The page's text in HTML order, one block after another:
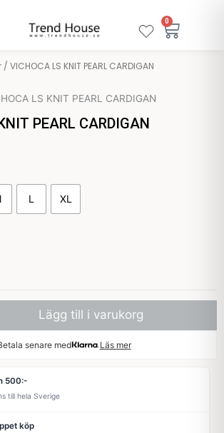
0
/ VICHOCA LS KNIT PEARL CARDIGAN
PEARL CARDIGAN
L XL
Lägg till i varukorg
senare med Läs mer
500:-
till hela Sverige
köp